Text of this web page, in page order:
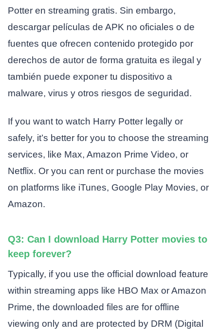
Potter en streaming gratis. Sin embargo,
descargar películas de APK no oficiales o de
fuentes que ofrecen contenido protegido por
derechos de autor de forma gratuita es ilegal y
también puede exponer tu dispositivo a
malware, virus y otros riesgos de seguridad.
If you want to watch Harry Potter legally or
safely, it’s better for you to choose the streaming
services, like Max, Amazon Prime Video, or
Netflix. Or you can rent or purchase the movies
on platforms like iTunes, Google Play Movies, or
Amazon.
Q3: Can I download Harry Potter movies to
keep forever?
Typically, if you use the official download feature
within streaming apps like HBO Max or Amazon
Prime, the downloaded files are for offline
viewing only and are protected by DRM (Digital